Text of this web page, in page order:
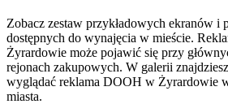
Zobacz zestaw przykładowych ekranów i
dostępnych do wynajęcia w mieście.
Żyrardowie może pojawić się przy
rejonach zakupowych. W galerii
wyglądać reklama DOOH w Żyrardowie
miasta.